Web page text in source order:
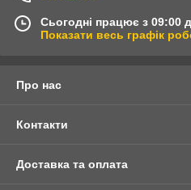
Сьогодні працює з 09:00
Показати весь графік
Про нас
Контакти
Доставка та оплата